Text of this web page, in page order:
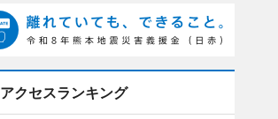
アクセスランキング